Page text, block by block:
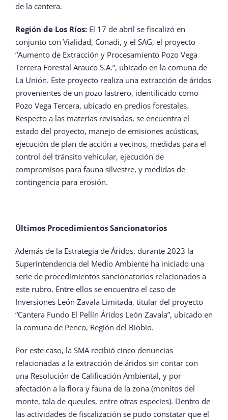
de la cantera.
Región de Los Ríos: El 17 de abril se fiscalizó en
conjunto con Vialidad, Conadi, y el SAG, el proyecto
“Aumento de Extracción y Procesamiento Pozo Vega
Tercera Forestal Arauco S.A.”, ubicado en la comuna de
La Unión. Este proyecto realiza una extracción de áridos
provenientes de un pozo lastrero, identificado como
Pozo Vega Tercera, ubicado en predios forestales.
Respecto a las materias revisadas, se encuentra el
estado del proyecto, manejo de emisiones acústicas,
ejecución de plan de acción a vecinos, medidas para el
control del tránsito vehicular, ejecución de
compromisos para fauna silvestre, y medidas de
contingencia para erosión.
Últimos Procedimientos Sancionatorios
Además de la Estrategia de Áridos, durante 2023 la
Superintendencia del Medio Ambiente ha iniciado una
serie de procedimientos sancionatorios relacionados a
este rubro. Entre ellos se encuentra el caso de
Inversiones León Zavala Limitada, titular del proyecto
“Cantera Fundo El Pellín Áridos León Zavala”, ubicado en
la comuna de Penco, Región del Biobío.
Por este caso, la SMA recibió cinco denuncias
relacionadas a la extracción de áridos sin contar con
una Resolución de Calificación Ambiental, y por
afectación a la flora y fauna de la zona (monitos del
monte, tala de queules, entre otras especies). Dentro de
las actividades de fiscalización se pudo constatar que el